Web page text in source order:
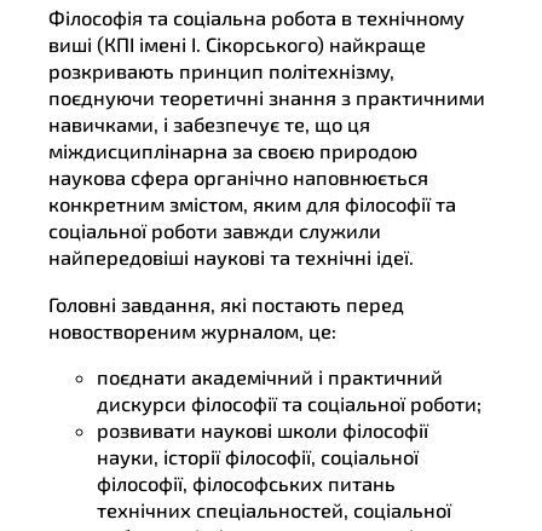
Філософія та соціальна робота в технічному
виші (КПІ імені І. Сікорського) найкраще
розкривають принцип політехнізму,
поєднуючи теоретичні знання з практичними
навичками, і забезпечує те, що ця
міждисциплінарна за своєю природою
наукова сфера органічно наповнюється
конкретним змістом, яким для філософії та
соціальної роботи завжди служили
найпередовіші наукові та технічні ідеї.
Головні завдання, які постають перед
новоствореним журналом, це:
поєднати академічний і практичний
дискурси філософії та соціальної роботи;
розвивати наукові школи філософії
науки, історії філософії, соціальної
філософії, філософських питань
технічних спеціальностей, соціальної